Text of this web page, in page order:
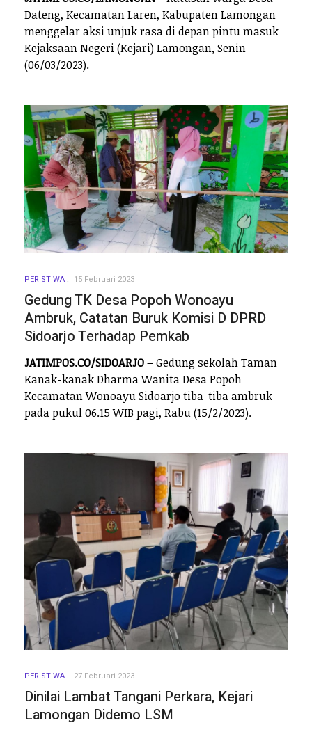
Dateng, Kecamatan Laren, Kabupaten Lamongan
menggelar aksi unjuk rasa di depan pintu masuk
Kejaksaan Negeri (Kejari) Lamongan, Senin
(06/03/2023).
PERISTIWA 15 Februari 2023
Gedung TK Desa Popoh Wonoayu
Ambruk, Catatan Buruk Komisi D DPRD
Sidoarjo Terhadap Pemkab
JATIMPOS.CO/SIDOARJO –Gedung sekolah Taman
Kanak-kanak Dharma Wanita Desa Popoh
Kecamatan Wonoayu Sidoarjo tiba-tiba ambruk
pada pukul 06.15 WIB pagi, Rabu (15/2/2023).
PERISTIWA 27 Februari 2023
Dinilai Lambat Tangani Perkara, Kejari
Lamongan Didemo LSM